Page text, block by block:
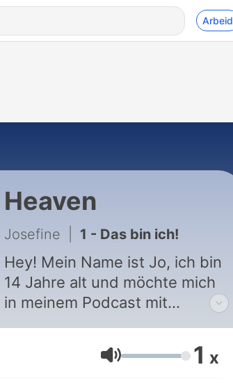
Arbeid
Heaven
Josefine 1 - Das bin ich!
Hey! Mein Name ist Jo, ich bin
14 Jahre alt und möchte mich
in meinem Podcast mit
Thema Religionen und Glauben
austauschen. Ich selber bin
Volum 1 x